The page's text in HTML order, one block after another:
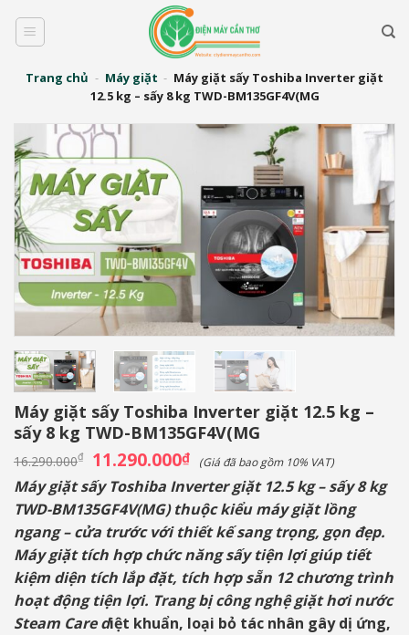
qua
dungTrang chủ - Máy giặt - Máy giặt sấy Toshiba Inverter giặt
12.5 kg – sấy 8 kg TWD-BM135GF4V(MG
Máy giặt sấy Toshiba Inverter giặt 12.5 kg –
sấy 8 kg TWD-BM135GF4V(MG
16.290.000₫ Giá
gốc
là:
16.290.000₫.
11.290.000₫Giá
hiện
tại
là:
11.290.000₫.
(Giá đã bao gồm 10% VAT)
Máy giặt sấy Toshiba Inverter giặt 12.5 kg – sấy 8 kg
TWD-BM135GF4V(MG)thuộc kiểu máy giặt lồng
ngang – cửa trước với thiết kế sang trọng, gọn đẹp.
Máy giặt tích hợp chức năng sấy tiện lợi giúp tiết
kiệm diện tích lắp đặt, tích hợp sẵn 12 chương trình
hoạt động tiện lợi. Trang bị công nghệ giặt hơi nước
Steam Care diệt khuẩn, loại bỏ tác nhân gây dị ứng,